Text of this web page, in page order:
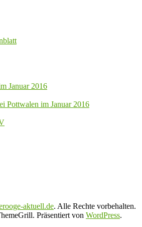
Januar 2016
Pottwalen im Januar 2016
aktuell.de. Alle Rechte vorbehalten.
Präsentiert von WordPress.